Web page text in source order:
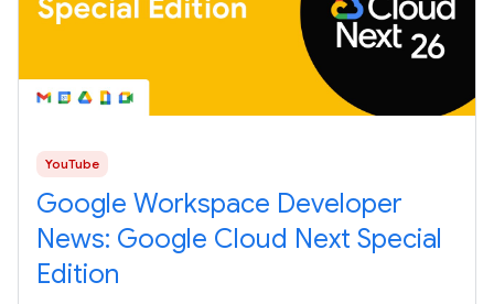
YouTube
Google Workspace Developer
News: Google Cloud Next Special
Edition